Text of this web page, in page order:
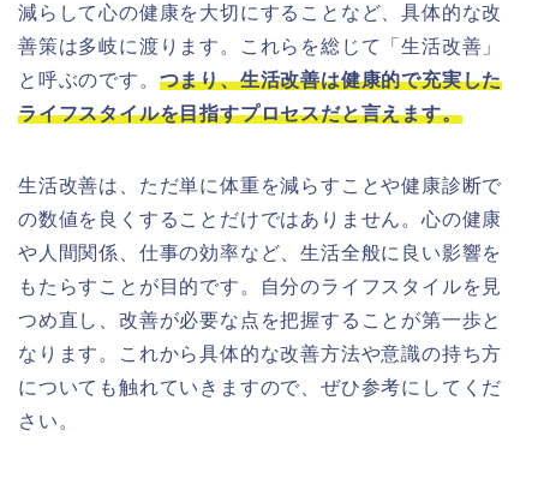
減らして心の健康を大切にすることなど、具体的な改
善策は多岐に渡ります。これらを総じて「生活改善」
と呼ぶのです。 つまり、生活改善は健康的で充実した
ライフスタイルを目指すプロセスだと言えます。
生活改善は、ただ単に体重を減らすことや健康診断で
の数値を良くすることだけではありません。心の健康
や人間関係、仕事の効率など、生活全般に良い影響を
もたらすことが目的です。自分のライフスタイルを見
つめ直し、改善が必要な点を把握することが第一歩と
なります。これから具体的な改善方法や意識の持ち方
についても触れていきますので、ぜひ参考にしてくだ
さい。